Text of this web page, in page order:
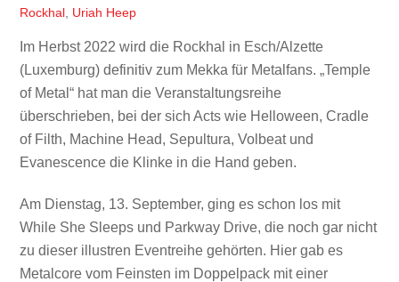
Rockhal Uriah Heep
Im Herbst 2022 wird die Rockhal in Esch/Alzette
(Luxemburg) definitiv zum Mekka für Metalfans. „Temple
of Metal“ hat man die Veranstaltungsreihe
überschrieben, bei der sich Acts wie Helloween, Cradle
of Filth, Machine Head, Sepultura, Volbeat und
Evanescence die Klinke in die Hand geben.
Am Dienstag, 13. September, ging es schon los mit
While She Sleeps und Parkway Drive, die noch gar nicht
zu dieser illustren Eventreihe gehörten. Hier gab es
Metalcore vom Feinsten im Doppelpack mit einer